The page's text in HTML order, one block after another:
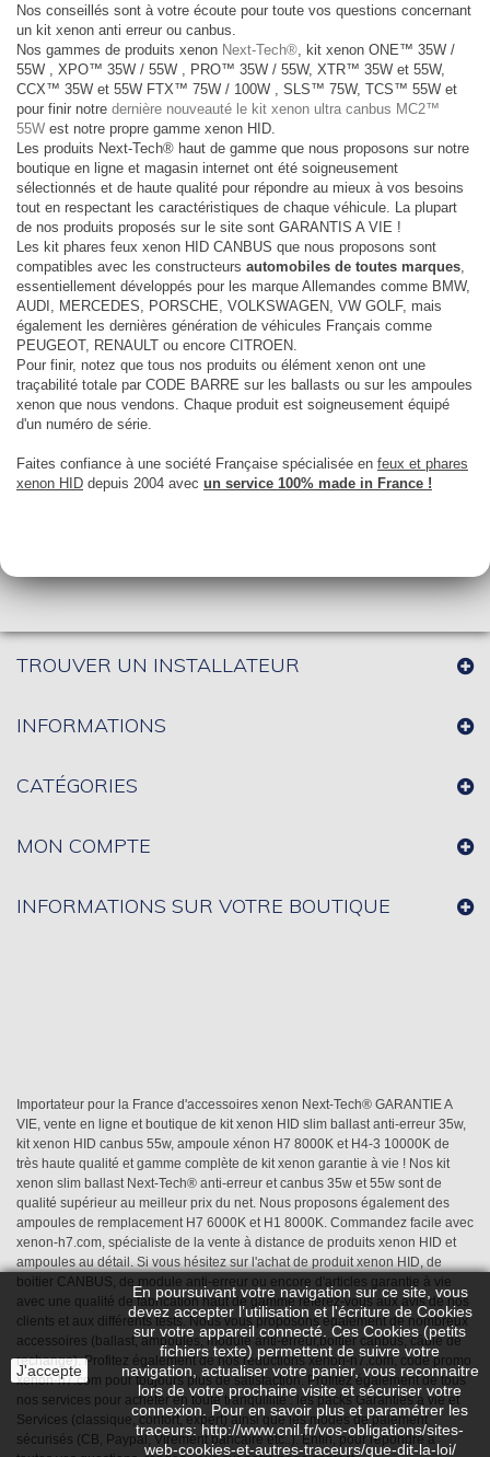
J'accepte
En poursuivant votre navigation sur ce site, vous
devez accepter l’utilisation et l'écriture de Cookies
sur votre appareil connecté. Ces Cookies (petits
fichiers texte) permettent de suivre votre
navigation, actualiser votre panier, vous reconnaitre
lors de votre prochaine visite et sécuriser votre
connexion. Pour en savoir plus et paramétrer les
traceurs: http://www.cnil.fr/vos-obligations/sites-
web-cookies-et-autres-traceurs/que-dit-la-loi/
Nos conseillés sont à votre écoute pour toute vos questions concernant
un kit xenon anti erreur ou canbus.
Nos gammes de produits xenon Next-Tech® , kit xenon ONE™ 35W /
55W , XPO™ 35W / 55W , PRO™ 35W / 55W, XTR™ 35W et 55W,
CCX™ 35W et 55W FTX™ 75W / 100W , SLS™ 75W, TCS™ 55W et
pour finir notre dernière nouveauté le kit xenon ultra canbus MC2™
55W est notre propre gamme xenon HID.
Les produits Next-Tech® haut de gamme que nous proposons sur notre
boutique en ligne et magasin internet ont été soigneusement
sélectionnés et de haute qualité pour répondre au mieux à vos besoins
tout en respectant les caractéristiques de chaque véhicule. La plupart
de nos produits proposés sur le site sont GARANTIS A VIE !
Les kit phares feux xenon HID CANBUS que nous proposons sont
compatibles avec les constructeurs automobiles de toutes marques
essentiellement développés pour les marque Allemandes comme BMW,
AUDI, MERCEDES, PORSCHE, VOLKSWAGEN, VW GOLF, mais
également les dernières génération de véhicules Français comme
PEUGEOT, RENAULT ou encore CITROEN.
Pour finir, notez que tous nos produits ou élément xenon ont une
traçabilité totale par CODE BARRE sur les ballasts ou sur les ampoules
xenon que nous vendons. Chaque produit est soigneusement équipé
d'un numéro de série.
Faites confiance à une société Française spécialisée en feux et phares
xenon HID depuis 2004 avec un service 100% made in France !
TROUVER UN INSTALLATEUR
INFORMATIONS
Importateur pour la France d'accessoires xenon Next-Tech® GARANTIE A
VIE, vente en ligne et boutique de kit xenon HID slim ballast anti-erreur 35w,
kit xenon HID canbus 55w, ampoule xénon H7 8000K et H4-3 10000K de
très haute qualité et gamme complète de kit xenon garantie à vie ! Nos kit
xenon slim ballast Next-Tech® anti-erreur et canbus 35w et 55w sont de
qualité supérieur au meilleur prix du net. Nous proposons également des
ampoules de remplacement H7 6000K et H1 8000K. Commandez facile avec
xenon-h7.com, spécialiste de la vente à distance de produits xenon HID et
ampoules au détail. Si vous hésitez sur l'achat de produit xenon HID, de
boitier CANBUS, de module anti-erreur ou encore d'articles garantie à vie
avec une qualité de fabrication haut de gamme référez-vous aux avis de nos
clients et aux différents tests. Nous vous proposons également de nombreux
accessoires (ballast, ampoules, module anti-erreur,boitier canbus, câble de
rechange). Profitez également de nos réductions xenon-h7.com, code promo
xenon-h7.com pour toujours plus de satisfaction. Profitez également de tous
nos services pour acheter en toute tranquillité : les packs Garanties à vie et
Services (classique, confort, expert) ainsi que les modes de paiement
sécurisés (CB, Paypal, Virement bancaire etc..). Enfin, pour répondre à
CATÉGORIES
MON COMPTE
INFORMATIONS SUR VOTRE BOUTIQUE